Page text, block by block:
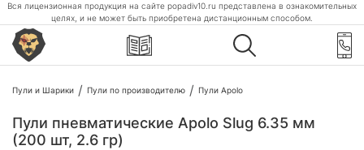
Вся лицензионная продукция на сайте popadiv10.ru представлена в ознакомительных
целях, и не может быть приобретена дистанционным способом.
Пули и Шарики Пули по производителю Пули Apolo
Пули пневматические Apolo Slug 6.35 мм
(200 шт, 2.6 гр)